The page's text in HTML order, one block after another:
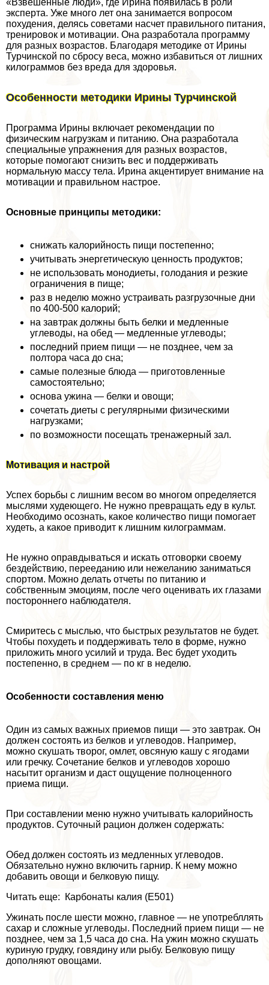
эксперта. Уже много лет она занимается вопросом
похудения, делясь советами насчет правильного питания,
тренировок и мотивации. Она разработала программу
для разных возрастов. Благодаря методике от Ирины
Турчинской по сбросу веса, можно избавиться от лишних
килограммов без вреда для здоровья.
Особенности методики Ирины Турчинской
Программа Ирины включает рекомендации по
физическим нагрузкам и питанию. Она разработала
специальные упражнения для разных возрастов,
которые помогают снизить вес и поддерживать
нормальную массу тела. Ирина акцентирует внимание на
мотивации и правильном настрое.
Основные принципы методики:
снижать калорийность пищи постепенно;
учитывать энергетическую ценность продуктов;
не использовать монодиеты, голодания и резкие
ограничения в пище;
раз в неделю можно устраивать разгрузочные дни
по 400-500 калорий;
на завтpaк должны быть белки и медленные
углеводы, на обед — медленные углеводы;
последний прием пищи — не позднее, чем за
полтора часа до сна;
самые полезные блюда — приготовленные
самостоятельно;
основа ужина — белки и овощи;
сочетать диеты с регулярными физическими
нагрузками;
по возможности посещать тренажерный зал.
Мотивация и настрой
Успех борьбы с лишним весом во многом определяется
мыслями худеющего. Не нужно превращать еду в культ.
Необходимо осознать, какое количество пищи помогает
худеть, а какое приводит к лишним килограммам.
Не нужно оправдываться и искать отговорки своему
бездействию, перееданию или нежеланию заниматься
спортом. Можно делать отчеты по питанию и
собственным эмоциям, после чего оценивать их глазами
постороннего наблюдателя.
Смиритесь с мыслью, что быстрых результатов не будет.
Чтобы похудеть и поддерживать тело в форме, нужно
приложить много усилий и труда. Вес будет уходить
постепенно, в среднем — по кг в неделю.
Особенности составления меню
Один из самых важных приемов пищи — это завтpaк. Он
должен состоять из белков и углеводов. Например,
можно скушать творог, омлет, овсяную кашу с ягодами
или гречку. Сочетание белков и углеводов хорошо
насытит организм и даст ощущение полноценного
приема пищи.
При составлении меню нужно учитывать калорийность
продуктов. Суточный рацион должен содержать:
Обед должен состоять из медленных углеводов.
Обязательно нужно включить гарнир. К нему можно
добавить овощи и белковую пищу.
Читать еще: Карбонаты калия (Е501)
Ужинать после шести можно, главное — не употрeбллять
сахар и сложные углеводы. Последний прием пищи — не
позднее, чем за 1,5 часа до сна. На ужин можно скушать
куриную грудку, говядину или рыбу. Белковую пищу
дополняют овощами.